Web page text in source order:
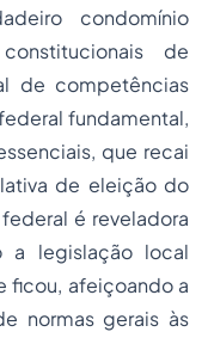
condomínio
de
de competências
fundamental,
, que recai
de eleição do
é reveladora
a legislação local
ficou, afeiçoando a
normas gerais às